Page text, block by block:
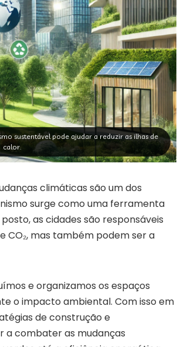
sustentável pode ajudar a reduzir as ilhas de
calor.
climáticas são um dos
surge como uma ferramenta
as cidades são responsáveis
CO₂, mas também podem ser a
e organizamos os espaços
o impacto ambiental. Com isso em
de construção e
a combater as mudanças